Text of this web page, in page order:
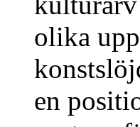
olika
en